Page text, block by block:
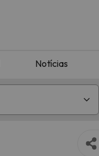
Notícias